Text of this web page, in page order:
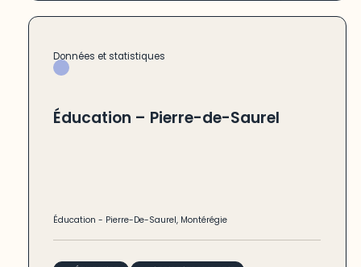
Données et statistiques
Éducation – Pierre-de-Saurel
Éducation - Pierre-De-Saurel, Montérégie